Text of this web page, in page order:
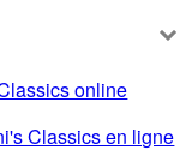
online
Classics en ligne